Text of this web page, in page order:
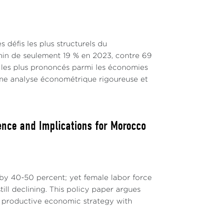
défis les plus structurels du
de seulement 19 % en 2023, contre 69
plus prononcés parmi les économies
analyse économétrique rigoureuse et
and Implications for Morocco
40-50 percent; yet female labor force
declining. This policy paper argues
economic strategy with